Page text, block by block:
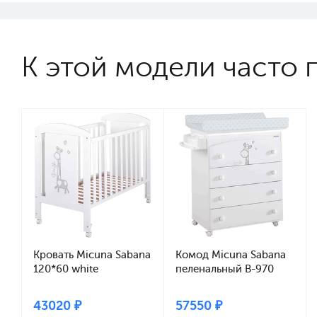
К этой модели часто
Кровать Micuna Sabana
120*60 white
43020 ₽
Комод Micuna Sabana
пеленальный B-970
57550 ₽